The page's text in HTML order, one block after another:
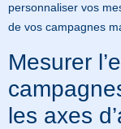
personnaliser vos
de vos campagnes
Mesurer
les axes